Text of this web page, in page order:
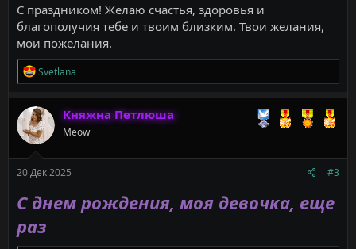
С праздником! Желаю счастья, здоровья и
благополучия тебе и твоим близким. Твои желания,
мои пожелания.
Р
е
а
к
ц
и
и
Svetlana
Княжна Петлюша
Meow
20 Дек 2025 #3
С днем рождения, моя девочка, еще
раз